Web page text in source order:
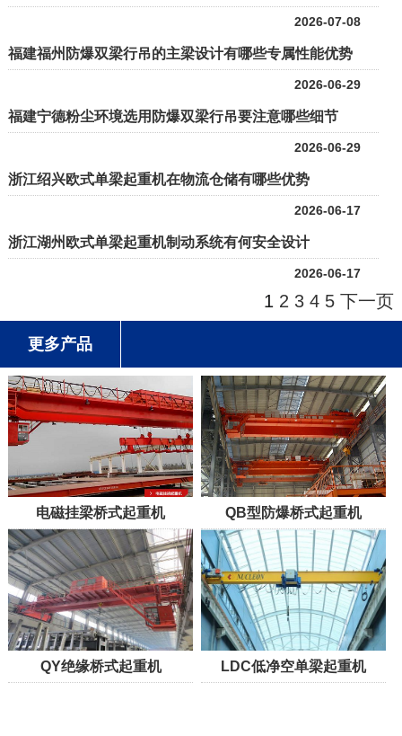
2026-07-08
福建福州防爆双梁行吊的主梁设计有哪些专属性能优势
2026-06-29
福建宁德粉尘环境选用防爆双梁行吊要注意哪些细节
2026-06-29
浙江绍兴欧式单梁起重机在物流仓储有哪些优势
2026-06-17
浙江湖州欧式单梁起重机制动系统有何安全设计
2026-06-17
1 2 3 4 5 下一页
更多产品
电磁挂梁桥式起重机 QB型防爆桥式起重机
QY绝缘桥式起重机 LDC低净空单梁起重机